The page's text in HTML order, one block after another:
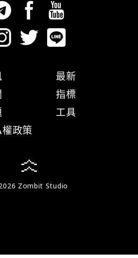
權政策
最新
指標
工具
Zombit Studio